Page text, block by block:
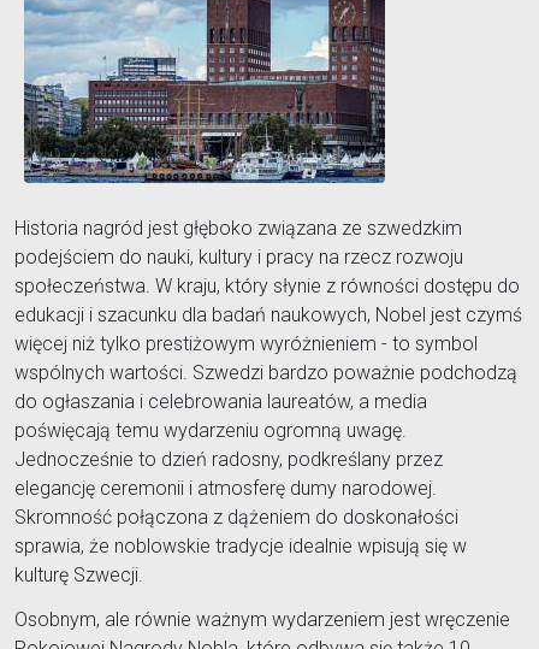
Historia nagród jest głęboko związana ze szwedzkim
podejściem do nauki, kultury i pracy na rzecz rozwoju
społeczeństwa. W kraju, który słynie z równości dostępu do
edukacji i szacunku dla badań naukowych, Nobel jest czymś
więcej niż tylko prestiżowym wyróżnieniem - to symbol
wspólnych wartości. Szwedzi bardzo poważnie podchodzą
do ogłaszania i celebrowania laureatów, a media
poświęcają temu wydarzeniu ogromną uwagę.
Jednocześnie to dzień radosny, podkreślany przez
elegancję ceremonii i atmosferę dumy narodowej.
Skromność połączona z dążeniem do doskonałości
sprawia, że noblowskie tradycje idealnie wpisują się w
kulturę Szwecji.
Osobnym, ale równie ważnym wydarzeniem jest wręczenie